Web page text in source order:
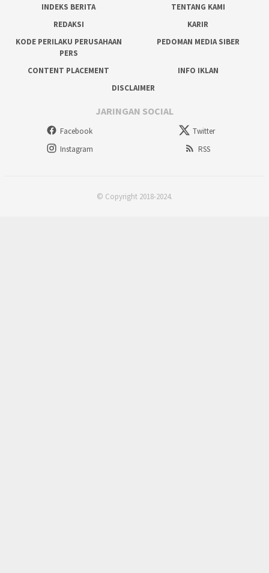
INDEKS BERITA
TENTANG KAMI
REDAKSI
KARIR
KODE PERILAKU PERUSAHAAN
PERS
PEDOMAN MEDIA SIBER
CONTENT PLACEMENT
INFO IKLAN
DISCLAIMER
JARINGAN SOCIAL
Facebook
Twitter
Instagram
RSS
© Copyright 2018-2024.